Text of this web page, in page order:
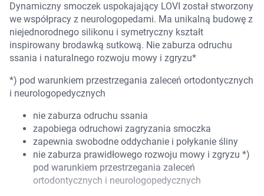
Korzystamy z plików cookies w celu
Dynamiczny smoczek uspokajający LOVI został stworzony
we współpracy z neurologopedami. Ma unikalną budowę z
niejednorodnego silikonu i symetryczny kształt
inspirowany brodawką sutkową. Nie zaburza odruchu
ssania i naturalnego rozwoju mowy i zgryzu*
*) pod warunkiem przestrzegania zaleceń ortodontycznych
i neurologopedycznych
nie zaburza odruchu ssania
zapobiega odruchowi zagryzania smoczka
zapewnia swobodne oddychanie i połykanie śliny
nie zaburza prawidłowego rozwoju mowy i zgryzu *)
pod warunkiem przestrzegania zaleceń
ortodontycznych i neurologopedycznych